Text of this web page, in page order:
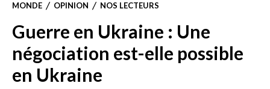
MONDE OPINION NOS LECTEURS
Guerre en Ukraine : Une
négociation est-elle possible
en Ukraine